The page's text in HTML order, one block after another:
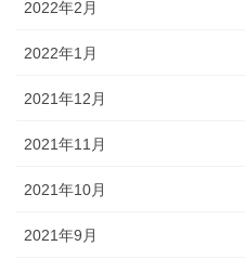
2022年2月
2022年1月
2021年12月
2021年11月
2021年10月
2021年9月